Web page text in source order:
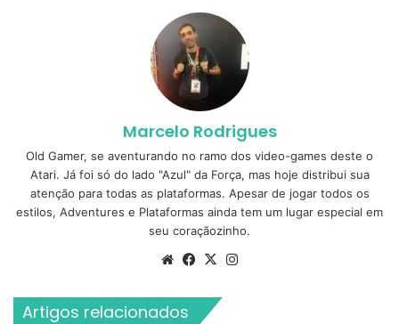
Marcelo Rodrigues
Old Gamer, se aventurando no ramo dos video-games deste o
Atari. Já foi só do lado "Azul" da Força, mas hoje distribui sua
atenção para todas as plataformas. Apesar de jogar todos os
estilos, Adventures e Plataformas ainda tem um lugar especial em
seu coraçãozinho.
WebsiteFacebook
X
Artigos relacionados